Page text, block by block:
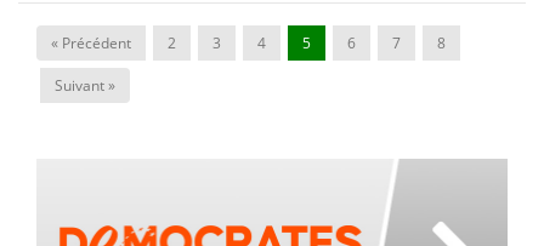
« Précédent 2 3 4 5 6 7 8
Suivant »